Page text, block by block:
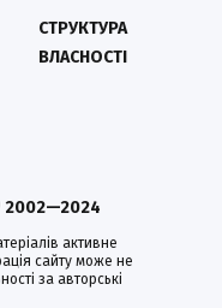
2002—2024
активне
сайту може не
за авторські
СТРУКТУРА
ВЛАСНОСТІ